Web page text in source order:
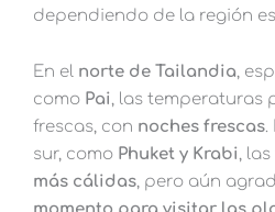
dependiendo de la región
En el norte de Tailandia,
como Pai, las temperaturas
frescas, con noches frescas.
sur, como Phuket y Krabi,
más cálidas, pero aún